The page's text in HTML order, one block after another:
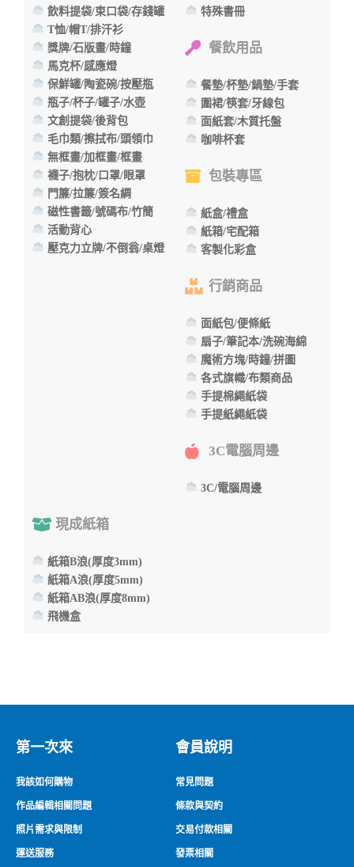
飲料提袋/束口袋/存錢罐
T恤/帽T/排汗衫
獎牌/石版畫/時鐘
馬克杯/感應燈
保鮮罐/陶瓷碗/按壓瓶
瓶子/杯子/罐子/水壺
文創提袋/後背包
毛巾類/擦拭布/頭領巾
無框畫/加框畫/框畫
襪子/抱枕/口罩/眼罩
門簾/拉簾/簽名綢
磁性書籤/號碼布/竹簡
活動背心
壓克力立牌/不倒翁/桌燈
特殊書冊
餐飲用品
餐墊/杯墊/鍋墊/手套
圍裙/筷套/牙線包
面紙套/木質托盤
咖啡杯套
包裝專區
紙盒/禮盒
紙箱/宅配箱
客製化彩盒
行銷商品
面紙包/便條紙
扇子/筆記本/洗碗海綿
魔術方塊/時鐘/拼圖
各式旗幟/布類商品
手提棉繩紙袋
手提紙繩紙袋
3C電腦周邊
3C/電腦周邊
現成紙箱
紙箱B浪(厚度3mm)
紙箱A浪(厚度5mm)
紙箱AB浪(厚度8mm)
飛機盒
第一次來
我該如何購物
作品編輯相關問題
照片需求與限制
運送服務
會員說明
常見問題
條款與契約
交易付款相關
發票相關